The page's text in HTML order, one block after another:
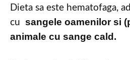
Dieta sa este hematofaga,
cu sangele oamenilor si
animale cu sange cald.